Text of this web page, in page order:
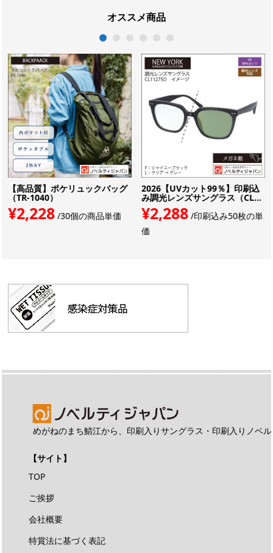
オススメ商品
【高品質】ポケリュックバッグ
（TR-1040）
¥2,228/30個の商品単価
2026【UVカット99％】印刷込
み調光レンズサングラス（CL...
¥2,288/印刷込み50枚の単
価
1 2 3 4 5 6
めがねのまち鯖江から、印刷入りサングラス・印刷入りノベ
【サイト】
TOP
ご挨拶
会社概要
特賞法に基づく表記